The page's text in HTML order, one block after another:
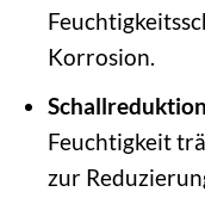
Korrosion.
Feuchtigkeit
zur